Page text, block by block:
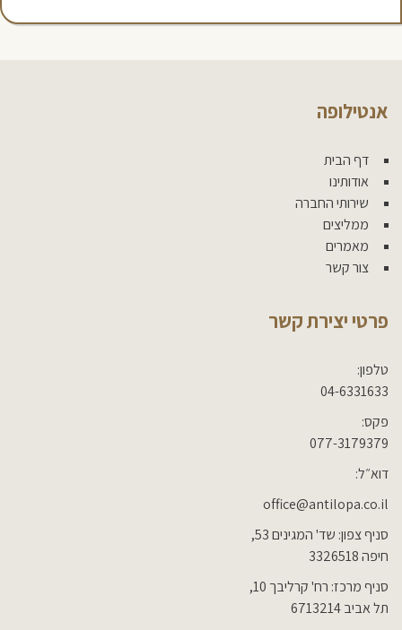
אנטילופה
דף הבית
אודותינו
שירותי החברה
ממליצים
מאמרים
צור קשר
פרטי יצירת קשר
טלפון:
04-6331633
פקס:
077-3179379
דוא״ל:
office@antilopa.co.il
סניף צפון: שד' המגינים 53,
חיפה 3326518
סניף מרכז: רח' קרליבך 10,
תל אביב 6713214